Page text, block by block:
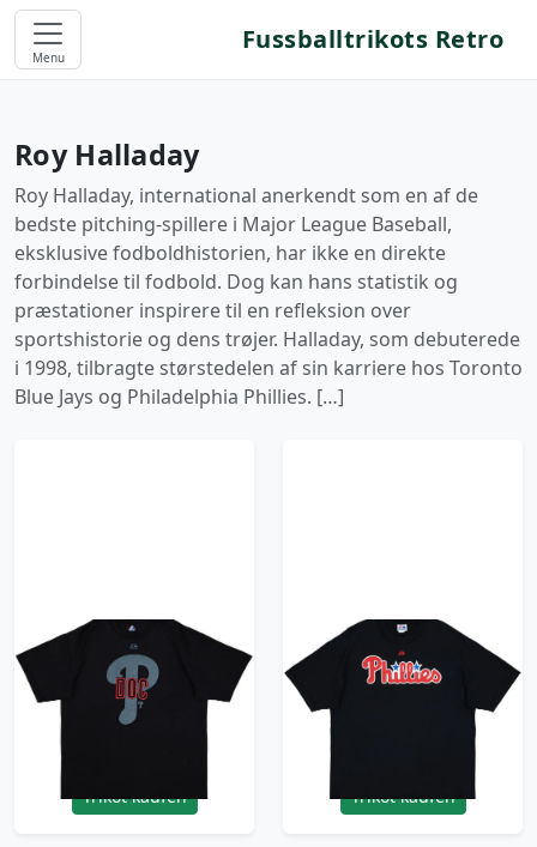
Menu
Fussballtrikots Retro
Roy Halladay
Roy Halladay, international anerkendt som en af de
bedste pitching-spillere i Major League Baseball,
eksklusive fodboldhistorien, har ikke en direkte
forbindelse til fodbold. Dog kan hans statistik og
præstationer inspirere til en refleksion over
sportshistorie og dens trøjer. Halladay, som debuterede
i 1998, tilbragte størstedelen af sin karriere hos Toronto
Blue Jays og Philadelphia Phillies. […]
2010 Philadelphia
Philles Roy Halladay
#34 Majestic Graphic
Tee - 9/10 - (L)
Trikot kaufen
2010-13 Philadelphia
Philles Halladay #34
Trikot kaufen